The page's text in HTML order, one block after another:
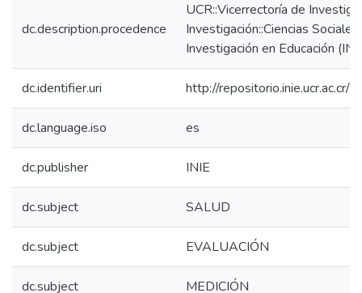
dc.description.procedence
UCR::Vicerrectoría de
Investigación::Ciencias
Investigación en Educación
dc.identifier.uri http://
dc.language.iso es
dc.publisher INIE
dc.subject SALUD
dc.subject EVALUACIÓN
dc.subject MEDICIÓN